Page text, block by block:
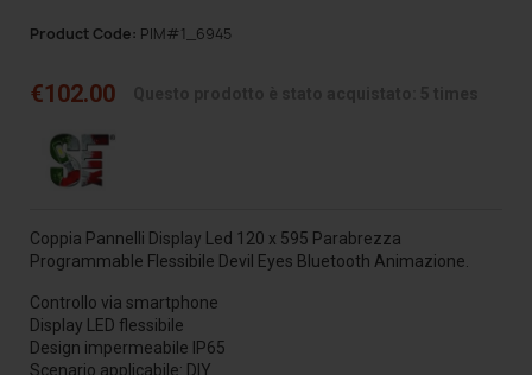
Product Code: PIM#1_6945
€102.00
Coppia Pannelli Display Led 120 x 595 Parabrezza
Programmable Flessibile Devil Eyes Bluetooth Animazione.
Controllo via smartphone
Display LED flessibile
Design impermeabile IP65
Scenario applicabile: DIY